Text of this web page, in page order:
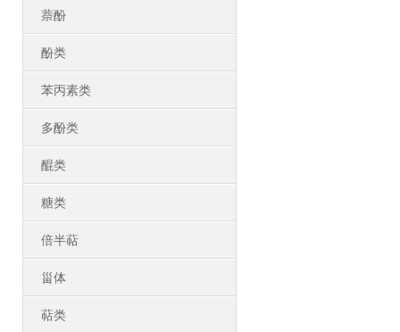
萘酚
酚类
苯丙素类
多酚类
醌类
糖类
倍半萜
甾体
萜类